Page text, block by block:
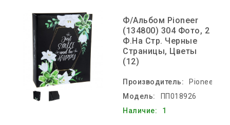
Ф/Альбом Pioneer
(134800) 304 Фото, 2
Ф.на Стр. Черные
Страницы, Цветы
(12)
Производитель:
Pioneer
Модель:
ПП018926
Наличие:
1